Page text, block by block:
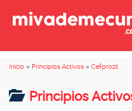
Inicio » Principios Activos » Cefprozil
Principios